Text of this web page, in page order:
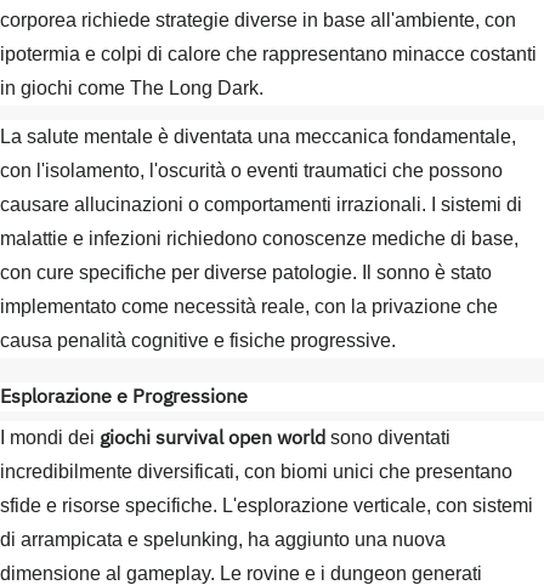
corporea richiede strategie diverse in base all'ambiente, con
ipotermia e colpi di calore che rappresentano minacce costanti
in giochi come The Long Dark.
La salute mentale è diventata una meccanica fondamentale,
con l'isolamento, l'oscurità o eventi traumatici che possono
causare allucinazioni o comportamenti irrazionali. I sistemi di
malattie e infezioni richiedono conoscenze mediche di base,
con cure specifiche per diverse patologie. Il sonno è stato
implementato come necessità reale, con la privazione che
causa penalità cognitive e fisiche progressive.
Esplorazione e Progressione
I mondi dei giochi survival open world sono diventati
incredibilmente diversificati, con biomi unici che presentano
sfide e risorse specifiche. L'esplorazione verticale, con sistemi
di arrampicata e spelunking, ha aggiunto una nuova
dimensione al gameplay. Le rovine e i dungeon generati